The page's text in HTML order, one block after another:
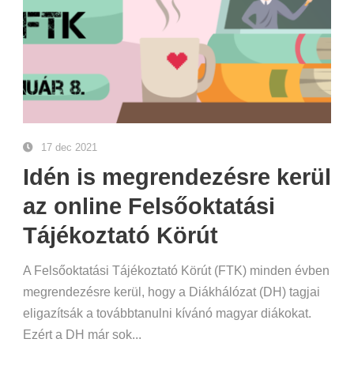
17 dec 2021
Idén is megrendezésre kerül
az online Felsőoktatási
Tájékoztató Körút
A Felsőoktatási Tájékoztató Körút (FTK) minden évben
megrendezésre kerül, hogy a Diákhálózat (DH) tagjai
eligazítsák a továbbtanulni kívánó magyar diákokat.
Ezért a DH már sok...